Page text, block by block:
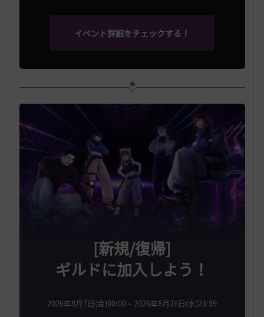
イベント詳細をチェックする！
[新規/復帰]
ギルドに加入しよう！
2026年8月7日(金)00:00～2026年8月26日(水)23:59